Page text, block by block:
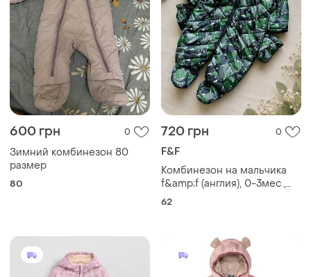
600 грн 0
Зимний комбинезон 80
размер
80
720 грн 0
F&F
Комбинезон на мальчика
f&amp;f (англия), 0-3мес.,
62см
62